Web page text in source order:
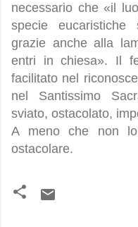
necessario che «il
specie eucaristiche
grazie anche alla
entri in chiesa». Il
facilitato nel
nel Santissimo
sviato, ostacolato,
A meno che non
ostacolare.